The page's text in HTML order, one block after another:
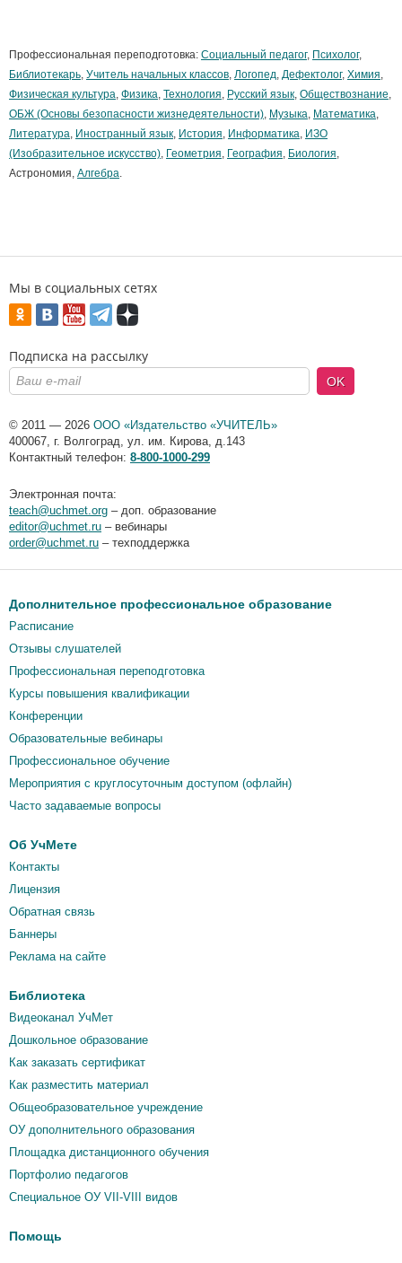
Профессиональная переподготовка: Социальный педагог, Психолог,
Библиотекарь, Учитель начальных классов, Логопед, Дефектолог, Химия,
Физическая культура, Физика, Технология, Русский язык, Обществознание,
ОБЖ (Основы безопасности жизнедеятельности), Музыка, Математика,
Литература, Иностранный язык, История, Информатика, ИЗО
(Изобразительное искусство), Геометрия, География, Биология,
Астрономия, Алгебра.
Мы в социальных сетях
Подписка на рассылку
OK
© 2011 — 2026 ООО «Издательство «УЧИТЕЛЬ»
400067, г. Волгоград, ул. им. Кирова, д.143
Контактный телефон: 8-800-1000-299
Электронная почта:
teach@uchmet.org – доп. образование
editor@uchmet.ru – вебинары
order@uchmet.ru – техподдержка
Дополнительное профессиональное образование
Расписание
Отзывы слушателей
Профессиональная переподготовка
Курсы повышения квалификации
Конференции
Образовательные вебинары
Профессиональное обучение
Мероприятия c круглосуточным доступом (офлайн)
Часто задаваемые вопросы
Об УчМете
Контакты
Лицензия
Обратная связь
Баннеры
Реклама на сайте
Библиотека
Видеоканал УчМет
Дошкольное образование
Как заказать сертификат
Как разместить материал
Общеобразовательное учреждение
ОУ дополнительного образования
Площадка дистанционного обучения
Портфолио педагогов
Специальное ОУ VII-VIII видов
Помощь